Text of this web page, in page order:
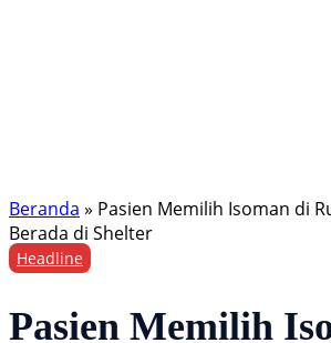
Beranda » Pasien Memilih Isoman di
Berada di Shelter
Headline
Pasien Memilih